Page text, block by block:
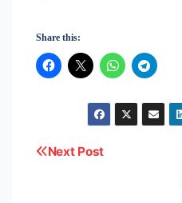
Share this:
Post
Next Post